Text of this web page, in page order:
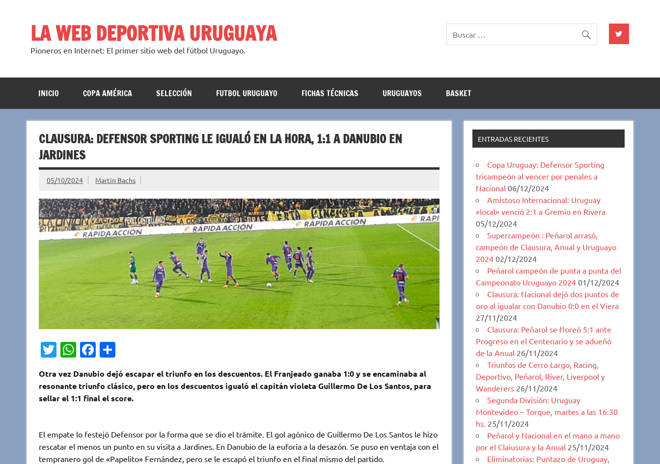
LA WEB DEPORTIVA URUGUAYA
Pioneros en Internet: El primer sitio web del fútbol Uruguayo.
INICIO COPA AMÉRICA SELECCIÓN FUTBOL URUGUAYO FICHAS TÉCNICAS URUGUAYOS BASKET
CLAUSURA: DEFENSOR SPORTING LE IGUALÓ EN LA HORA, 1:1 A DANUBIO EN
JARDINES
05/10/2024 Martin Bachs
T
it
te
W
at
s
p
p
Fa
e
b
o
k
C
m
p
ti
r
Otra vez Danubio dejó escapar el triunfo en los descuentos. El Franjeado ganaba 1:0 y se encaminaba al
resonante triunfo clásico, pero en los descuentos igualó el capitán violeta Guillermo De Los Santos, para
sellar el 1:1 final el score.
El empate lo festejó Defensor por la forma que se dio el trámite. El gol agónico de Guillermo De Los Santos le hizo
rescatar el menos un punto en su visita a Jardines. En Danubio de la euforia a la desazón. Se puso en ventaja con el
tempranero gol de «Papelito» Fernández, pero se le escapó el triunfo en el final mismo del partido.
ENTRADAS RECIENTES
Copa Uruguay: Defensor Sporting
tricampeón al vencer por penales a
Nacional 06/12/2024
Amistoso Internacional: Uruguay
«local» venció 2:1 a Gremio en Rivera
05/12/2024
Supercampeón : Peñarol arrasó,
campeón de Clausura, Anual y Uruguayo
2024 02/12/2024
Peñarol campeón de punta a punta del
Campeonato Uruguayo 2024 01/12/2024
Clausura: Nacional dejó dos puntos de
oro al igualar con Danubio 0:0 en el Viera
27/11/2024
Clausura: Peñarol se floreó 5:1 ante
Progreso en el Centenario y se adueñó
de la Anual 26/11/2024
Triunfos de Cerro Largo, Racing,
Deportivo, Peñarol, River, Liverpool y
Wanderers 26/11/2024
Segunda División: Uruguay
Montevideo – Torque, martes a las 16:30
hs. 25/11/2024
Peñarol y Nacional en el mano a mano
por el Claiusura y la Anual 25/11/2024
Eliminatorias: Puntazo de Uruguay,